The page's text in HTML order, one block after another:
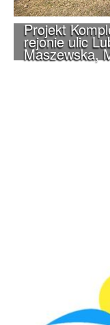
Projekt
rejonie ulic
Maszewska,